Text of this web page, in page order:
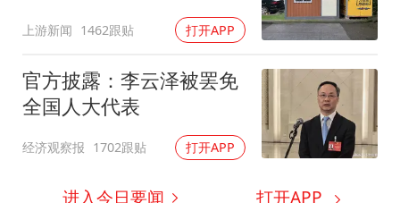
上游新闻 1462跟贴 打开APP
官方披露：李云泽被罢免
全国人大代表
经济观察报 1702跟贴 打开APP
进入今日要闻 打开APP